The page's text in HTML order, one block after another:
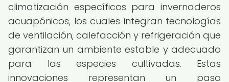
climatización específicos para invernaderos
acuapónicos, los cuales integran tecnologías
de ventilación, calefacción y refrigeración que
garantizan un ambiente estable y adecuado
para las especies cultivadas. Estas
innovaciones representan un paso